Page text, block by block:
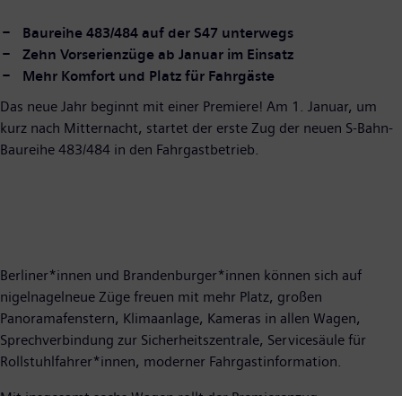
Baureihe 483/484 auf der S47 unterwegs
Zehn Vorserienzüge ab Januar im Einsatz
Mehr Komfort und Platz für Fahrgäste
Das neue Jahr beginnt mit einer Premiere! Am 1. Januar, um
kurz nach Mitternacht, startet der erste Zug der neuen S-Bahn-
Baureihe 483/484 in den Fahrgastbetrieb.
Berliner*innen und Brandenburger*innen können sich auf
nigelnagelneue Züge freuen mit mehr Platz, großen
Panoramafenstern, Klimaanlage, Kameras in allen Wagen,
Sprechverbindung zur Sicherheitszentrale, Servicesäule für
Rollstuhlfahrer*innen, moderner Fahrgastinformation.